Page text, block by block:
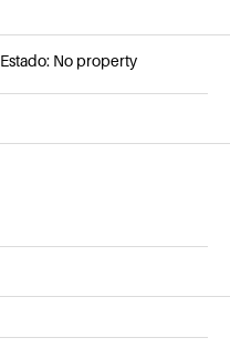
Estado: No property